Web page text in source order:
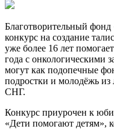
Благотворительный фонд
конкурс на создание
уже более 16 лет
года с онкологическими
могут как подопечные
подростки и молодёжь
СНГ.
Конкурс приурочен к
«Дети помогают детям»,